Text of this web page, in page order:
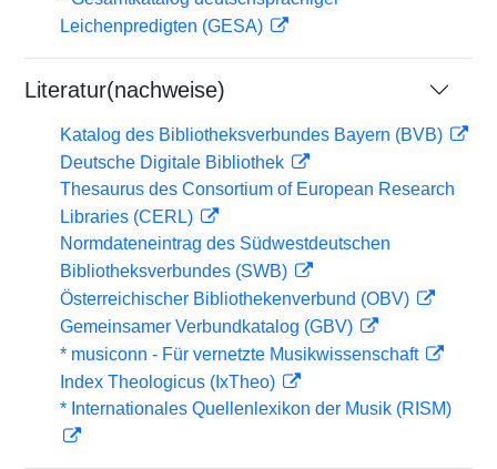
Leichenpredigten (GESA)
Literatur(nachweise)
Katalog des Bibliotheksverbundes Bayern (BVB)
Deutsche Digitale Bibliothek
Thesaurus des Consortium of European Research
Libraries (CERL)
Normdateneintrag des Südwestdeutschen
Bibliotheksverbundes (SWB)
Österreichischer Bibliothekenverbund (OBV)
Gemeinsamer Verbundkatalog (GBV)
* musiconn - Für vernetzte Musikwissenschaft
Index Theologicus (IxTheo)
* Internationales Quellenlexikon der Musik (RISM)